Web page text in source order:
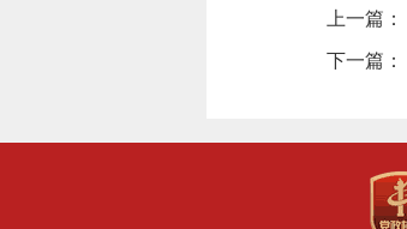
上一篇：
下一篇：